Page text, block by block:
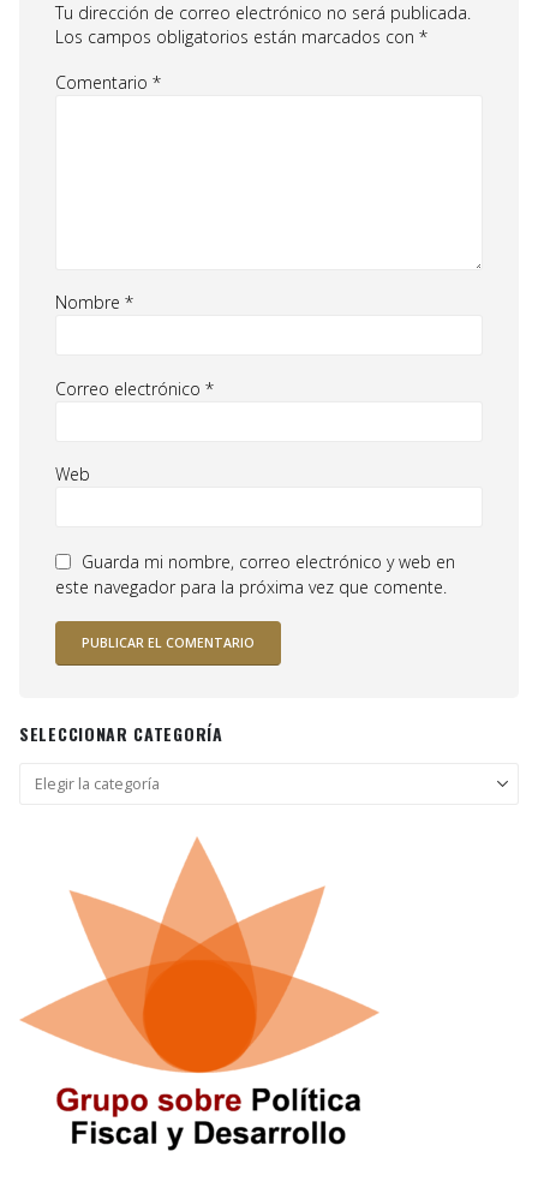
Tu dirección de correo electrónico no será publicada.
Los campos obligatorios están marcados con *
Comentario *
Nombre *
Correo electrónico *
Web
Guarda mi nombre, correo electrónico y web en
este navegador para la próxima vez que comente.
SELECCIONAR CATEGORÍA
Seleccionar
categoría